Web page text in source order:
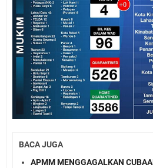
BACA JUGA
APMM MENGGAGALKAN